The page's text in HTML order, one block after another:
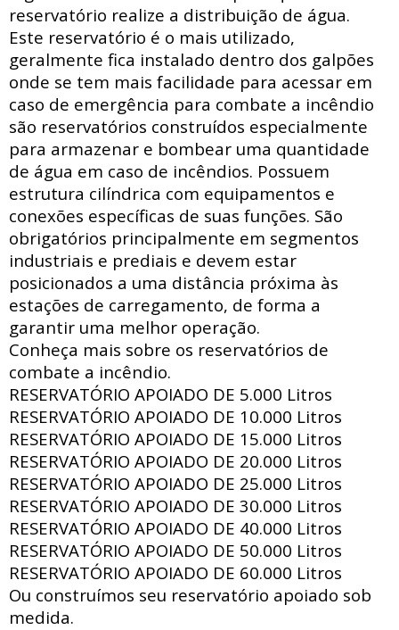
reservatório realize a distribuição de água.
Este reservatório é o mais utilizado,
geralmente fica instalado dentro dos galpões
onde se tem mais facilidade para acessar em
caso de emergência para combate a incêndio
são reservatórios construídos especialmente
para armazenar e bombear uma quantidade
de água em caso de incêndios. Possuem
estrutura cilíndrica com equipamentos e
conexões específicas de suas funções. São
obrigatórios principalmente em segmentos
industriais e prediais e devem estar
posicionados a uma distância próxima às
estações de carregamento, de forma a
garantir uma melhor operação.
Conheça mais sobre os reservatórios de
combate a incêndio.
RESERVATÓRIO APOIADO DE 5.000 Litros
RESERVATÓRIO APOIADO DE 10.000 Litros
RESERVATÓRIO APOIADO DE 15.000 Litros
RESERVATÓRIO APOIADO DE 20.000 Litros
RESERVATÓRIO APOIADO DE 25.000 Litros
RESERVATÓRIO APOIADO DE 30.000 Litros
RESERVATÓRIO APOIADO DE 40.000 Litros
RESERVATÓRIO APOIADO DE 50.000 Litros
RESERVATÓRIO APOIADO DE 60.000 Litros
Ou construímos seu reservatório apoiado sob
medida.